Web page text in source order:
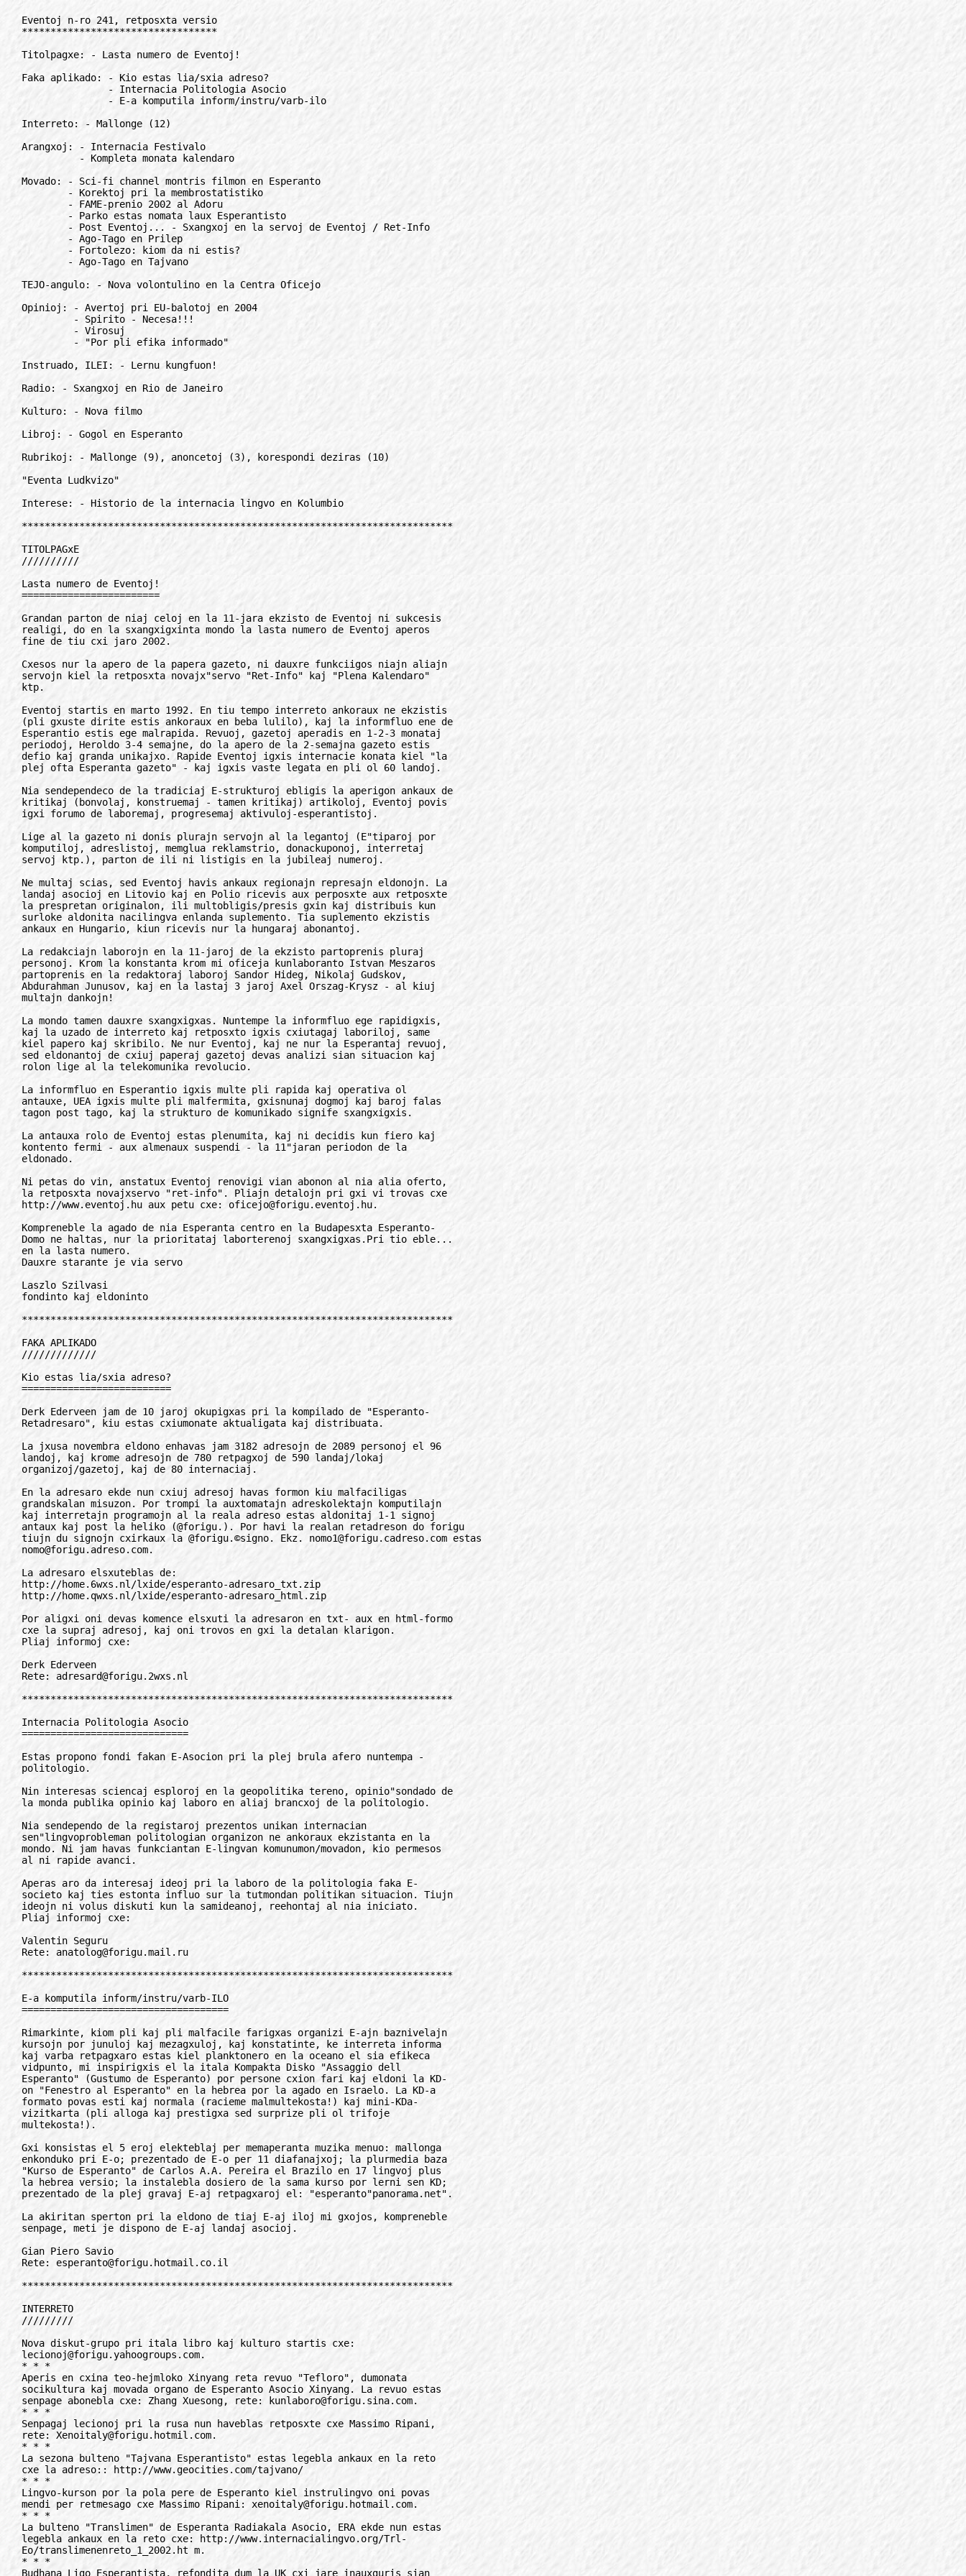
Eventoj n-ro 241, retposxta versio
**********************************

Titolpagxe: - Lasta numero de Eventoj!

Faka aplikado: - Kio estas lia/sxia adreso?
               - Internacia Politologia Asocio
               - E-a komputila inform/instru/varb-ilo

Interreto: - Mallonge (12)

Arangxoj: - Internacia Festivalo
          - Kompleta monata kalendaro

Movado: - Sci-fi channel montris filmon en Esperanto
        - Korektoj pri la membrostatistiko
        - FAME-prenio 2002 al Adoru
        - Parko estas nomata laux Esperantisto
        - Post Eventoj... - Sxangxoj en la servoj de Eventoj / Ret-Info
        - Ago-Tago en Prilep
        - Fortolezo: kiom da ni estis?
        - Ago-Tago en Tajvano

TEJO-angulo: - Nova volontulino en la Centra Oficejo

Opinioj: - Avertoj pri EU-balotoj en 2004
         - Spirito - Necesa!!!
         - Virosuj
         - "Por pli efika informado"

Instruado, ILEI: - Lernu kungfuon!

Radio: - Sxangxoj en Rio de Janeiro

Kulturo: - Nova filmo

Libroj: - Gogol en Esperanto

Rubrikoj: - Mallonge (9), anoncetoj (3), korespondi deziras (10)

"Eventa Ludkvizo"

Interese: - Historio de la internacia lingvo en Kolumbio

***************************************************************************

TITOLPAGxE
//////////

Lasta numero de Eventoj!
========================

Grandan parton de niaj celoj en la 11-jara ekzisto de Eventoj ni sukcesis
realigi, do en la sxangxigxinta mondo la lasta numero de Eventoj aperos
fine de tiu cxi jaro 2002.

Cxesos nur la apero de la papera gazeto, ni dauxre funkciigos niajn aliajn
servojn kiel la retposxta novajx"servo "Ret-Info" kaj "Plena Kalendaro"
ktp.

Eventoj startis en marto 1992. En tiu tempo interreto ankoraux ne ekzistis
(pli gxuste dirite estis ankoraux en beba lulilo), kaj la informfluo ene de
Esperantio estis ege malrapida. Revuoj, gazetoj aperadis en 1-2-3 monataj
periodoj, Heroldo 3-4 semajne, do la apero de la 2-semajna gazeto estis
defio kaj granda unikajxo. Rapide Eventoj igxis internacie konata kiel "la
plej ofta Esperanta gazeto" - kaj igxis vaste legata en pli ol 60 landoj.

Nia sendependeco de la tradiciaj E-strukturoj ebligis la aperigon ankaux de
kritikaj (bonvolaj, konstruemaj - tamen kritikaj) artikoloj, Eventoj povis
igxi forumo de laboremaj, progresemaj aktivuloj-esperantistoj.

Lige al la gazeto ni donis plurajn servojn al la legantoj (E"tiparoj por
komputiloj, adreslistoj, memglua reklamstrio, donackuponoj, interretaj
servoj ktp.), parton de ili ni listigis en la jubileaj numeroj.

Ne multaj scias, sed Eventoj havis ankaux regionajn represajn eldonojn. La
landaj asocioj en Litovio kaj en Polio ricevis aux perposxte aux retposxte
la prespretan originalon, ili multobligis/presis gxin kaj distribuis kun
surloke aldonita nacilingva enlanda suplemento. Tia suplemento ekzistis
ankaux en Hungario, kiun ricevis nur la hungaraj abonantoj.

La redakciajn laborojn en la 11-jaroj de la ekzisto partoprenis pluraj
personoj. Krom la konstanta krom mi oficeja kunlaboranto Istvan Meszaros
partoprenis en la redaktoraj laboroj Sandor Hideg, Nikolaj Gudskov,
Abdurahman Junusov, kaj en la lastaj 3 jaroj Axel Orszag-Krysz - al kiuj
multajn dankojn!

La mondo tamen dauxre sxangxigxas. Nuntempe la informfluo ege rapidigxis,
kaj la uzado de interreto kaj retposxto igxis cxiutagaj laboriloj, same
kiel papero kaj skribilo. Ne nur Eventoj, kaj ne nur la Esperantaj revuoj,
sed eldonantoj de cxiuj paperaj gazetoj devas analizi sian situacion kaj
rolon lige al la telekomunika revolucio.

La informfluo en Esperantio igxis multe pli rapida kaj operativa ol
antauxe, UEA igxis multe pli malfermita, gxisnunaj dogmoj kaj baroj falas
tagon post tago, kaj la strukturo de komunikado signife sxangxigxis.

La antauxa rolo de Eventoj estas plenumita, kaj ni decidis kun fiero kaj
kontento fermi - aux almenaux suspendi - la 11"jaran periodon de la
eldonado.

Ni petas do vin, anstatux Eventoj renovigi vian abonon al nia alia oferto,
la retposxta novajxservo "ret-info". Pliajn detalojn pri gxi vi trovas cxe
http://www.eventoj.hu aux petu cxe: oficejo@forigu.eventoj.hu.

Kompreneble la agado de nia Esperanta centro en la Budapesxta Esperanto-
Domo ne haltas, nur la prioritataj laborterenoj sxangxigxas.Pri tio eble...
en la lasta numero.
Dauxre starante je via servo

Laszlo Szilvasi
fondinto kaj eldoninto

***************************************************************************

FAKA APLIKADO
/////////////

Kio estas lia/sxia adreso?
==========================

Derk Ederveen jam de 10 jaroj okupigxas pri la kompilado de "Esperanto-
Retadresaro", kiu estas cxiumonate aktualigata kaj distribuata.

La jxusa novembra eldono enhavas jam 3182 adresojn de 2089 personoj el 96
landoj, kaj krome adresojn de 780 retpagxoj de 590 landaj/lokaj
organizoj/gazetoj, kaj de 80 internaciaj.

En la adresaro ekde nun cxiuj adresoj havas formon kiu malfaciligas
grandskalan misuzon. Por trompi la auxtomatajn adreskolektajn komputilajn
kaj interretajn programojn al la reala adreso estas aldonitaj 1-1 signoj
antaux kaj post la heliko (@forigu.). Por havi la realan retadreson do forigu
tiujn du signojn cxirkaux la @forigu.©signo. Ekz. nomo1@forigu.cadreso.com estas
nomo@forigu.adreso.com.

La adresaro elsxuteblas de:
http://home.6wxs.nl/lxide/esperanto-adresaro_txt.zip
http://home.qwxs.nl/lxide/esperanto-adresaro_html.zip

Por aligxi oni devas komence elsxuti la adresaron en txt- aux en html-formo
cxe la supraj adresoj, kaj oni trovos en gxi la detalan klarigon.
Pliaj informoj cxe:

Derk Ederveen
Rete: adresard@forigu.2wxs.nl

***************************************************************************

Internacia Politologia Asocio
=============================

Estas propono fondi fakan E-Asocion pri la plej brula afero nuntempa -
politologio.

Nin interesas sciencaj esploroj en la geopolitika tereno, opinio"sondado de
la monda publika opinio kaj laboro en aliaj brancxoj de la politologio.

Nia sendependo de la registaroj prezentos unikan internacian
sen"lingvoprobleman politologian organizon ne ankoraux ekzistanta en la
mondo. Ni jam havas funkciantan E-lingvan komunumon/movadon, kio permesos
al ni rapide avanci.

Aperas aro da interesaj ideoj pri la laboro de la politologia faka E-
societo kaj ties estonta influo sur la tutmondan politikan situacion. Tiujn
ideojn ni volus diskuti kun la samideanoj, reehontaj al nia iniciato.
Pliaj informoj cxe:

Valentin Seguru
Rete: anatolog@forigu.mail.ru

***************************************************************************

E-a komputila inform/instru/varb-ILO
====================================

Rimarkinte, kiom pli kaj pli malfacile farigxas organizi E-ajn baznivelajn
kursojn por junuloj kaj mezagxuloj, kaj konstatinte, ke interreta informa
kaj varba retpagxaro estas kiel planktonero en la oceano el sia efikeca
vidpunto, mi inspirigxis el la itala Kompakta Disko "Assaggio dell
Esperanto" (Gustumo de Esperanto) por persone cxion fari kaj eldoni la KD-
on "Fenestro al Esperanto" en la hebrea por la agado en Israelo. La KD-a
formato povas esti kaj normala (racieme malmultekosta!) kaj mini-KDa-
vizitkarta (pli alloga kaj prestigxa sed surprize pli ol trifoje
multekosta!).

Gxi konsistas el 5 eroj elekteblaj per memaperanta muzika menuo: mallonga
enkonduko pri E-o; prezentado de E-o per 11 diafanajxoj; la plurmedia baza
"Kurso de Esperanto" de Carlos A.A. Pereira el Brazilo en 17 lingvoj plus
la hebrea versio; la instalebla dosiero de la sama kurso por lerni sen KD;
prezentado de la plej gravaj E-aj retpagxaroj el: "esperanto"panorama.net".

La akiritan sperton pri la eldono de tiaj E-aj iloj mi gxojos, kompreneble
senpage, meti je dispono de E-aj landaj asocioj.

Gian Piero Savio
Rete: esperanto@forigu.hotmail.co.il

***************************************************************************

INTERRETO
/////////

Nova diskut-grupo pri itala libro kaj kulturo startis cxe:
lecionoj@forigu.yahoogroups.com.
* * *
Aperis en cxina teo-hejmloko Xinyang reta revuo "Tefloro", dumonata
socikultura kaj movada organo de Esperanto Asocio Xinyang. La revuo estas
senpage abonebla cxe: Zhang Xuesong, rete: kunlaboro@forigu.sina.com.
* * *
Senpagaj lecionoj pri la rusa nun haveblas retposxte cxe Massimo Ripani,
rete: Xenoitaly@forigu.hotmil.com.
* * *
La sezona bulteno "Tajvana Esperantisto" estas legebla ankaux en la reto
cxe la adreso:: http://www.geocities.com/tajvano/
* * *
Lingvo-kurson por la pola pere de Esperanto kiel instrulingvo oni povas
mendi per retmesago cxe Massimo Ripani: xenoitaly@forigu.hotmail.com.
* * *
La bulteno "Translimen" de Esperanta Radiakala Asocio, ERA ekde nun estas
legebla ankaux en la reto cxe: http://www.internacialingvo.org/Trl-
Eo/translimenenreto_1_2002.ht m.
* * *
Budhana Ligo Esperantista, refondita dum la UK cxi jare inauxguris sian
novan retejon cxe: http://esperanto.us/budhana.html.
* * *
La retfoliumilo Opera ekde la versio 6.00 jam gxuste traktas ankaux la
unikodajn karaktrojn. La programo estas senpaga, kaj oni povas ekhavi
Esperantan hauxton/vizagxon (tradukon de cxiuj menu-tekstoj) en la retpagxo
de Federico Zenith cxe: http://www.stud.ntnu.no/zxenith/indexesp.html.
* * *
Kroata Esperanto-Ligo havas nun novan retejon. La nova adreso: http://free-
zg.hinet.hr/esperanto/.
* * *
La novajxletero "TEJO-aktuale" nun legeblas kaj aboneblas ankaux per la
servo cxe "abonu.com".
* * *
400-a numero de la cxiutaga Esperanto-Retrevuo, Komentoj aperis. La revuo
trovigxas cxe: http://www.esperanto.ch/komentoj.
* * *
Esperanto-retpagxoj pri Kartvelio kaj pri la kartvela Esperanto-vivo cxe:
www.geocities.com/abuladze_2000/start.htm.

***************************************************************************

ARANGxOJ
////////

Internacia Festivalo
====================

La 19-a Internacia Festivalo, IF okazas en Borken-Gemen, Germanio inter 27.
12. 2002- 03. 12. 2003. La festivalo ofertas specifan programon por
mezagxuloj ("dua generacio", 25 - 55 jarojn agxaj) kaj junaj familioj kun
aux sen infanoj.

IF kunvenigas cxiujare cx. 200 personoj